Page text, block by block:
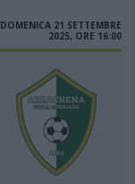
DOMENICA 21 SETTEMBRE
2025, ORE 16:00